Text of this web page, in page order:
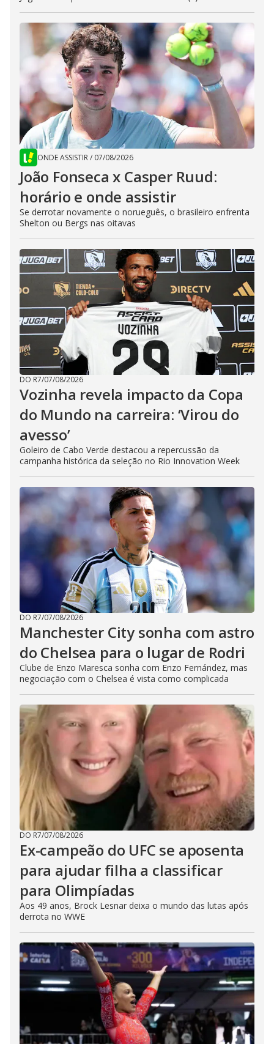
ONDE ASSISTIR/ 07/08/2026
João Fonseca x Casper Ruud:
horário e onde assistir
Se derrotar novamente o norueguês, o brasileiro enfrenta
Shelton ou Bergs nas oitavas
DO R7/07/08/2026
Vozinha revela impacto da Copa
do Mundo na carreira: ‘Virou do
avesso’
Goleiro de Cabo Verde destacou a repercussão da
campanha histórica da seleção no Rio Innovation Week
DO R7/07/08/2026
Manchester City sonha com astro
do Chelsea para o lugar de Rodri
Clube de Enzo Maresca sonha com Enzo Fernández, mas
negociação com o Chelsea é vista como complicada
DO R7/07/08/2026
Ex-campeão do UFC se aposenta
para ajudar filha a classificar
para Olimpíadas
Aos 49 anos, Brock Lesnar deixa o mundo das lutas após
derrota no WWE